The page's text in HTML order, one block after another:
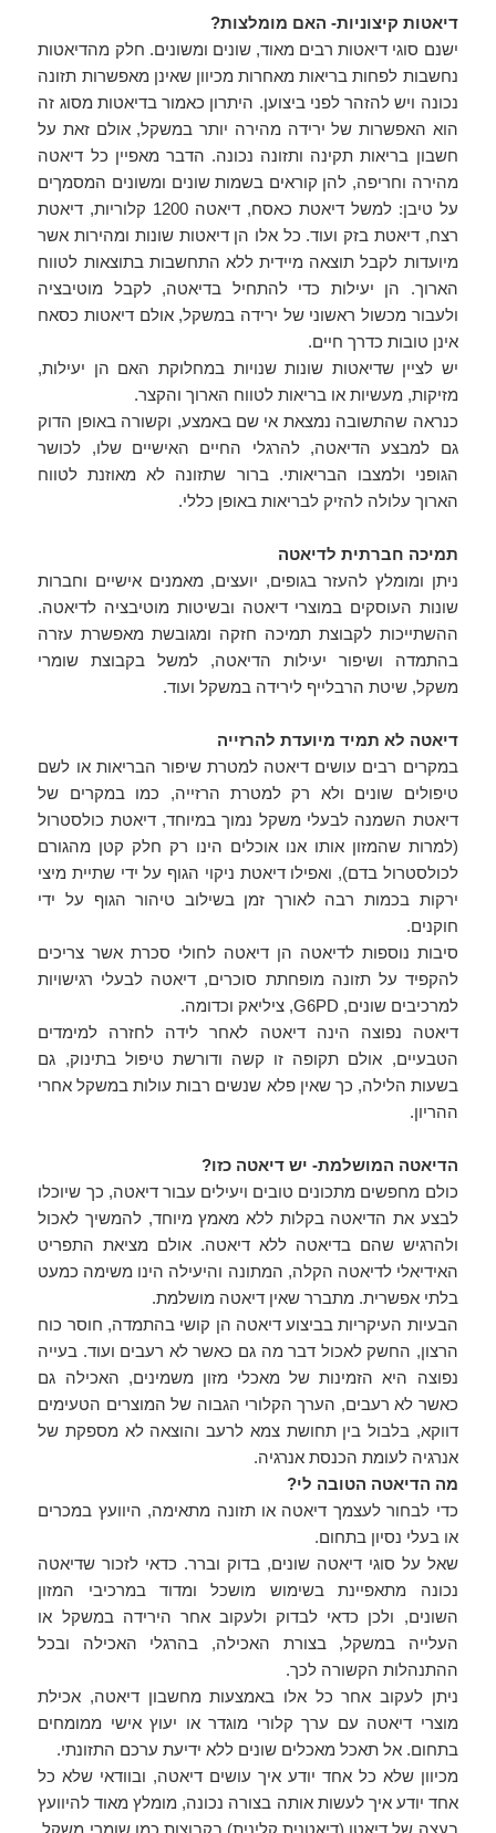
דיאטות קיצוניות- האם מומלצות?
ישנם סוגי דיאטות רבים מאוד, שונים ומשונים. חלק מהדיאטות
נחשבות לפחות בריאות מאחרות מכיוון שאינן מאפשרות תזונה
נכונה ויש להזהר לפני ביצוען. היתרון כאמור בדיאטות מסוג זה
הוא האפשרות של ירידה מהירה יותר במשקל, אולם זאת על
חשבון בריאות תקינה ותזונה נכונה. הדבר מאפיין כל דיאטה
מהירה וחריפה, להן קוראים בשמות שונים ומשונים המסמךים
על טיבן: למשל דיאטת כאסח, דיאטה 1200 קלוריות, דיאטת
רצח, דיאטת בזק ועוד. כל אלו הן דיאטות שונות ומהירות אשר
מיועדות לקבל תוצאה מיידית ללא התחשבות בתוצאות לטווח
הארוך. הן יעילות כדי להתחיל בדיאטה, לקבל מוטיבציה
ולעבור מכשול ראשוני של ירידה במשקל, אולם דיאטות כסאח
אינן טובות כדרך חיים.
יש לציין שדיאטות שונות שנויות במחלוקת האם הן יעילות,
מזיקות, מעשיות או בריאות לטווח הארוך והקצר.
כנראה שהתשובה נמצאת אי שם באמצע, וקשורה באופן הדוק
גם למבצע הדיאטה, להרגלי החיים האישיים שלו, לכושר
הגופני ולמצבו הבריאותי. ברור שתזונה לא מאוזנת לטווח
הארוך עלולה להזיק לבריאות באופן כללי.
תמיכה חברתית לדיאטה
ניתן ומומלץ להעזר בגופים, יועצים, מאמנים אישיים וחברות
שונות העוסקים במוצרי דיאטה ובשיטות מוטיבציה לדיאטה.
ההשתייכות לקבוצת תמיכה חזקה ומגובשת מאפשרת עזרה
בהתמדה ושיפור יעילות הדיאטה, למשל בקבוצת שומרי
משקל, שיטת הרבלייף לירידה במשקל ועוד.
דיאטה לא תמיד מיועדת להרזייה
במקרים רבים עושים דיאטה למטרת שיפור הבריאות או לשם
טיפולים שונים ולא רק למטרת הרזייה, כמו במקרים של
דיאטת השמנה לבעלי משקל נמוך במיוחד, דיאטת כולסטרול
(למרות שהמזון אותו אנו אוכלים הינו רק חלק קטן מהגורם
לכולסטרול בדם), ואפילו דיאטת ניקוי הגוף על ידי שתיית מיצי
ירקות בכמות רבה לאורך זמן בשילוב טיהור הגוף על ידי
חוקנים.
סיבות נוספות לדיאטה הן דיאטה לחולי סכרת אשר צריכים
להקפיד על תזונה מופחתת סוכרים, דיאטה לבעלי רגישויות
למרכיבים שונים, G6PD, ציליאק וכדומה.
דיאטה נפוצה הינה דיאטה לאחר לידה לחזרה למימדים
הטבעיים, אולם תקופה זו קשה ודורשת טיפול בתינוק, גם
בשעות הלילה, כך שאין פלא שנשים רבות עולות במשקל אחרי
ההריון.
הדיאטה המושלמת- יש דיאטה כזו?
כולם מחפשים מתכונים טובים ויעילים עבור דיאטה, כך שיוכלו
לבצע את הדיאטה בקלות ללא מאמץ מיוחד, להמשיך לאכול
ולהרגיש שהם בדיאטה ללא דיאטה. אולם מציאת התפריט
האידיאלי לדיאטה הקלה, המתונה והיעילה הינו משימה כמעט
בלתי אפשרית. מתברר שאין דיאטה מושלמת.
הבעיות העיקריות בביצוע דיאטה הן קושי בהתמדה, חוסר כוח
הרצון, החשק לאכול דבר מה גם כאשר לא רעבים ועוד. בעייה
נפוצה היא הזמינות של מאכלי מזון משמינים, האכילה גם
כאשר לא רעבים, הערך הקלורי הגבוה של המוצרים הטעימים
דווקא, בלבול בין תחושת צמא לרעב והוצאה לא מספקת של
אנרגיה לעומת הכנסת אנרגיה.
מה הדיאטה הטובה לי?
כדי לבחור לעצמך דיאטה או תזונה מתאימה, היוועץ במכרים
או בעלי נסיון בתחום.
שאל על סוגי דיאטה שונים, בדוק וברר. כדאי לזכור שדיאטה
נכונה מתאפיינת בשימוש מושכל ומדוד במרכיבי המזון
השונים, ולכן כדאי לבדוק ולעקוב אחר הירידה במשקל או
העלייה במשקל, בצורת האכילה, בהרגלי האכילה ובכל
ההתנהלות הקשורה לכך.
ניתן לעקוב אחר כל אלו באמצעות מחשבון דיאטה, אכילת
מוצרי דיאטה עם ערך קלורי מוגדר או יעוץ אישי ממומחים
בתחום. אל תאכל מאכלים שונים ללא ידיעת ערכם התזונתי.
מכיוון שלא כל אחד יודע איך עושים דיאטה, ובוודאי שלא כל
אחד יודע איך לעשות אותה בצורה נכונה, מומלץ מאוד להיוועץ
בעצה של דיאטן (דיאטנית קלינית) בקבוצות כמו שומרי משקל,